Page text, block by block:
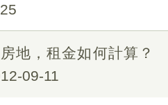
地，租金如何計算？
09-11